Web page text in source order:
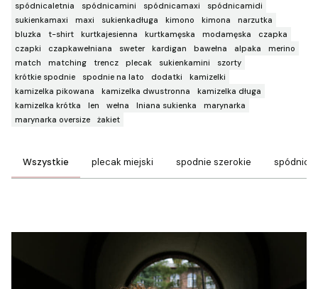
spódnicaletnia
spódnicamini spódnicamaxi
spódnicamidi
sukienkamaxi
maxi sukienkadługa kimono kimona
narzutka
bluzka
t-shirt kurtkajesienna kurtkamęska modamęska
czapka
czapki
czapkawełniana sweter kardigan bawełna alpaka
merino
match
matching trencz plecak sukienkamini
szorty
krótkie spodnie
spodnie na lato dodatki
kamizelki
kamizelka pikowana
kamizelka dwustronna
kamizelka długa
kamizelka krótka
len wełna lniana sukienka
marynarka
marynarka oversize
żakiet
Wszystkie plecak miejski spodnie szerokie spódnice